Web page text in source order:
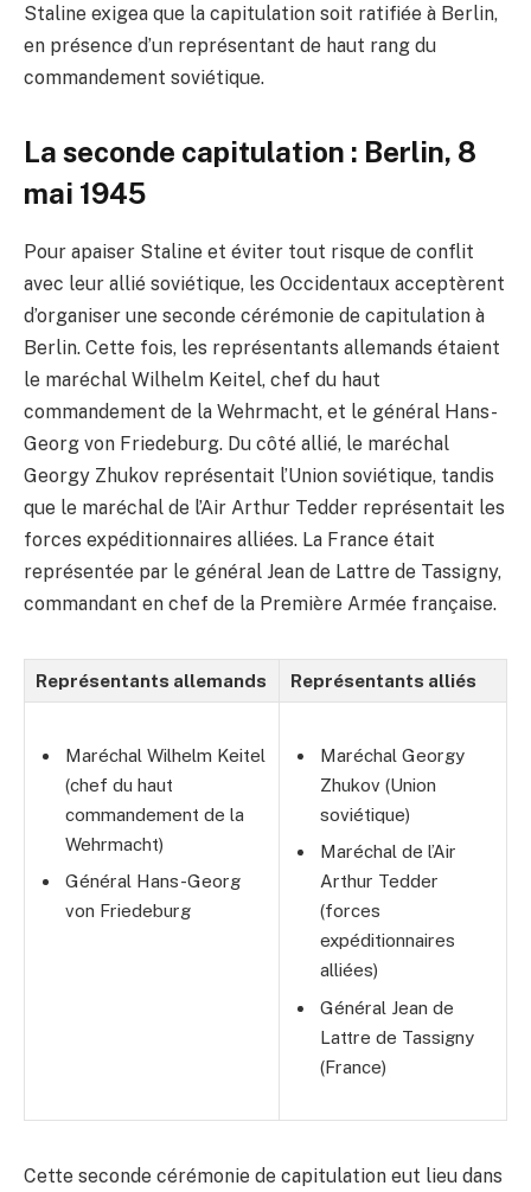
Staline exigea que la capitulation soit ratifiée à Berlin,
en présence d’un représentant de haut rang du
commandement soviétique.
La seconde capitulation : Berlin, 8
mai 1945
Pour apaiser Staline et éviter tout risque de conflit
avec leur allié soviétique, les Occidentaux acceptèrent
d’organiser une seconde cérémonie de capitulation à
Berlin. Cette fois, les représentants allemands étaient
le maréchal Wilhelm Keitel, chef du haut
commandement de la Wehrmacht, et le général Hans-
Georg von Friedeburg. Du côté allié, le maréchal
Georgy Zhukov représentait l’Union soviétique, tandis
que le maréchal de l’Air Arthur Tedder représentait les
forces expéditionnaires alliées. La France était
représentée par le général Jean de Lattre de Tassigny,
commandant en chef de la Première Armée française.
Représentants allemands Représentants alliés
Maréchal Wilhelm Keitel
(chef du haut
commandement de la
Wehrmacht)
Général Hans-Georg
von Friedeburg
Maréchal Georgy
Zhukov (Union
soviétique)
Maréchal de l’Air
Arthur Tedder
(forces
expéditionnaires
alliées)
Général Jean de
Lattre de Tassigny
(France)
Cette seconde cérémonie de capitulation eut lieu dans